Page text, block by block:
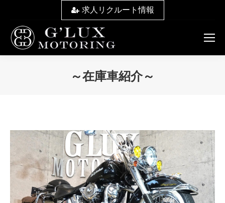
求人リクルート情報
～在庫車紹介～